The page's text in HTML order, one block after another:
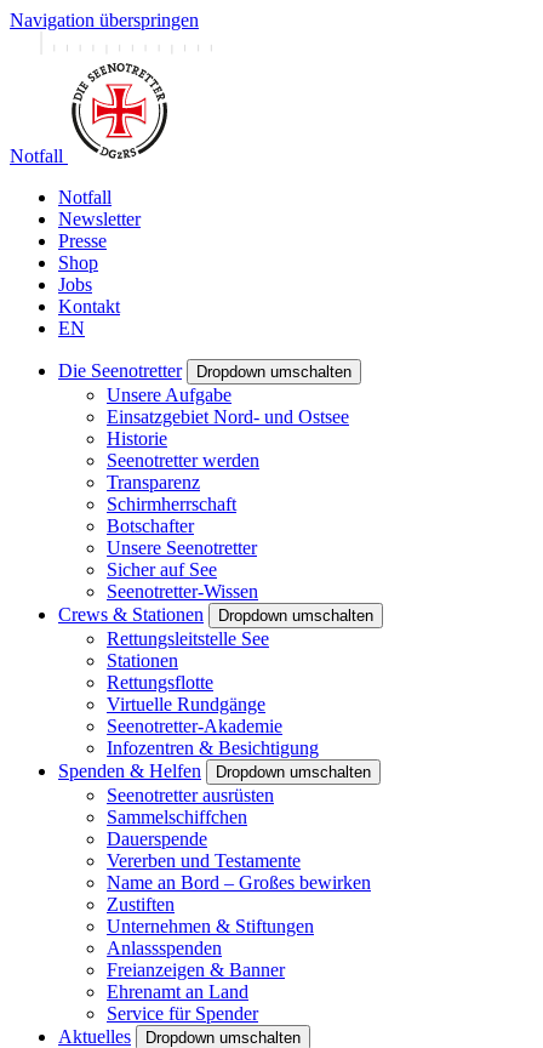
Navigation überspringen
Notfall
Notfall
Newsletter
Presse
Shop
Jobs
Kontakt
EN
Die Seenotretter Dropdown umschalten
Unsere Aufgabe
Einsatzgebiet Nord- und Ostsee
Historie
Seenotretter werden
Transparenz
Schirmherrschaft
Botschafter
Unsere Seenotretter
Sicher auf See
Seenotretter-Wissen
Crews & Stationen
Dropdown umschalten
Rettungsleitstelle See
Stationen
Rettungsflotte
Virtuelle Rundgänge
Seenotretter-Akademie
Infozentren & Besichtigung
Spenden & Helfen
Dropdown umschalten
Seenotretter ausrüsten
Sammelschiffchen
Dauerspende
Vererben und Testamente
Name an Bord – Großes bewirken
Zustiften
Unternehmen & Stiftungen
Anlassspenden
Freianzeigen & Banner
Ehrenamt an Land
Service für Spender
Aktuelles
Dropdown umschalten